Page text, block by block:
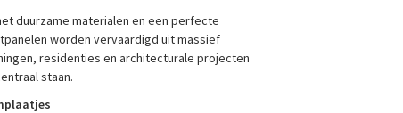
duurzame materialen en een perfecte
worden vervaardigd uit massief
residenties en architecturale projecten
staan.